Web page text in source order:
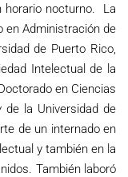
horario nocturno. La
en Administración de
de Puerto Rico,
Intelectual de la
en Ciencias
de la Universidad de
de un internado en
y también en la
También laboró